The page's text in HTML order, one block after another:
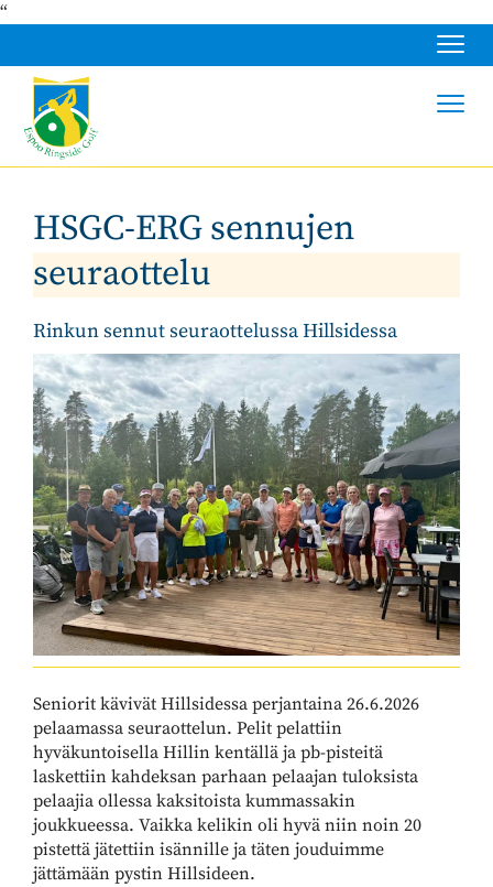
“
HSGC-ERG sennujen
seuraottelu
Rinkun sennut seuraottelussa Hillsidessa
Seniorit kävivät Hillsidessa perjantaina 26.6.2026
pelaamassa seuraottelun. Pelit pelattiin
hyväkuntoisella Hillin kentällä ja pb-pisteitä
laskettiin kahdeksan parhaan pelaajan tuloksista
pelaajia ollessa kaksitoista kummassakin
joukkueessa. Vaikka kelikin oli hyvä niin noin 20
pistettä jätettiin isännille ja täten jouduimme
jättämään pystin Hillsideen.